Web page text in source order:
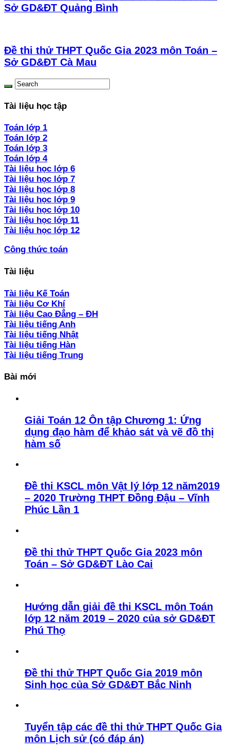
Sở GD&ĐT Quảng Bình
Đề thi thử THPT Quốc Gia 2023 môn Toán –
Sở GD&ĐT Cà Mau
Tài liệu học tập
Toán lớp 1
Toán lớp 2
Toán lớp 3
Toán lớp 4
Tài liệu học lớp 6
Tài liệu học lớp 7
Tài liệu học lớp 8
Tài liệu học lớp 9
Tài liệu học lớp 10
Tài liệu học lớp 11
Tài liệu học lớp 12
Công thức toán
Tài liệu
Tài liệu Kế Toán
Tài liệu Cơ Khí
Tài liệu Cao Đẳng – ĐH
Tài liệu tiếng Anh
Tài liệu tiếng Nhật
Tài liệu tiếng Hàn
Tài liệu tiếng Trung
Bài mới
Giải Toán 12 Ôn tập Chương 1: Ứng
dụng đạo hàm để khảo sát và vẽ đồ thị
hàm số
Đề thi KSCL môn Vật lý lớp 12 năm2019
– 2020 Trường THPT Đồng Đậu – Vĩnh
Phúc Lần 1
Đề thi thử THPT Quốc Gia 2023 môn
Toán – Sở GD&ĐT Lào Cai
Hướng dẫn giải đề thi KSCL môn Toán
lớp 12 năm 2019 – 2020 của sở GD&ĐT
Phú Thọ
Đề thi thử THPT Quốc Gia 2019 môn
Sinh học của Sở GD&ĐT Bắc Ninh
Tuyển tập các đề thi thử THPT Quốc Gia
môn Lịch sử (có đáp án)